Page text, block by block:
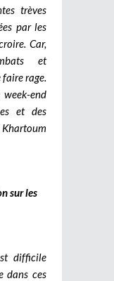
trèves
par les
Car,
et
rage.
end
et des
Khartoum
sur les
difficile
dans ces